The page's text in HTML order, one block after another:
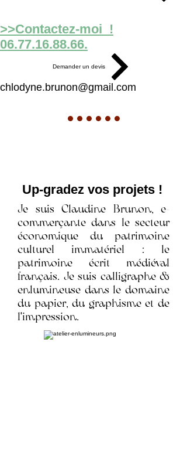
>>Contactez-moi !
06.77.16.88.66.
Demander un devis
chlodyne.brunon@gmail.com
Up-gradez vos projets !
Je suis Claudine Brunon, e-
commerçante dans le secteur
économique du patrimoine
culturel immatériel : le
patrimoine écrit médiéval
français. Je suis calligraphe &
enlumineuse dans le domaine
du papier, du graphisme et de
l'impression.